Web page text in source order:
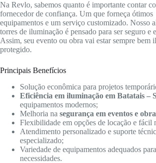
Na Revlo, sabemos quanto é importante contar
fornecedor de confiança. Um que forneça ótimos
equipamentos e um serviço customizado. Nosso
torres de iluminação é pensado para ser seguro e
Assim, seu evento ou obra vai estar sempre bem
protegido.
Principais Benefícios
Solução econômica para projetos
Eficiência em iluminação em Batatais –
equipamentos modernos;
Melhoria na segurança em eventos e
Flexibilidade em opções de locação e fácil
Atendimento personalizado e suporte
especializado;
Variedade de equipamentos adequados
necessidades.